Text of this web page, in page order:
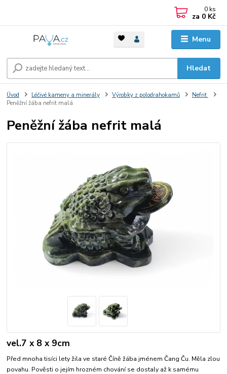
Menu
Hledat
0 ks
za 0 Kč
Úvod Léčivé kameny a minerály Výrobky z polodrahokamů
Nefrit
Peněžní žába nefrit malá
Peněžní žába nefrit malá
vel.7 x 8 x 9cm
Před mnoha tisíci lety žila ve staré Číně žába jménem Čang Ču. Měla zlou
povahu. Pověsti o jejím hrozném chování se dostaly až k samému